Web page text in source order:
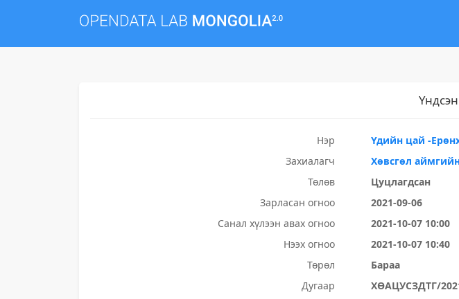
Нэр
Үдийн цай -
Захиалагч
Хөвсгөл
Төлөв
Цуцлагдсан
Зарласан огноо
2021-09-06
Санал хүлээн авах огноо
2021-10-07 10:00
Нээх огноо
2021-10-07 10:40
Төрөл
Бараа
Дугаар
ХӨАЦУСЗДТГ/